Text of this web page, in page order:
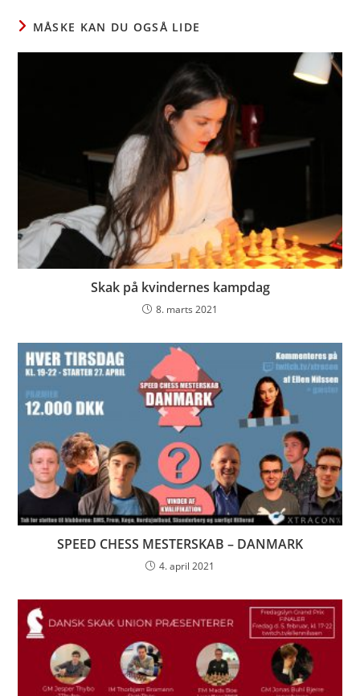
MÅSKE KAN DU OGSÅ LIDE
Skak på kvindernes kampdag
8. marts 2021
SPEED CHESS MESTERSKAB – DANMARK
4. april 2021